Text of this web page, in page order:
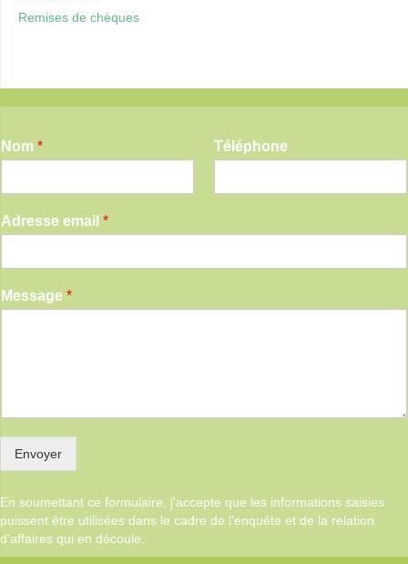
Remises de chèques
Nom * Téléphone
Adresse email *
Message *
Envoyer
En soumettant ce formulaire, j'accepte que les informations saisies
puissent être utilisées dans le cadre de l'enquête et de la relation
d'affaires qui en découle.